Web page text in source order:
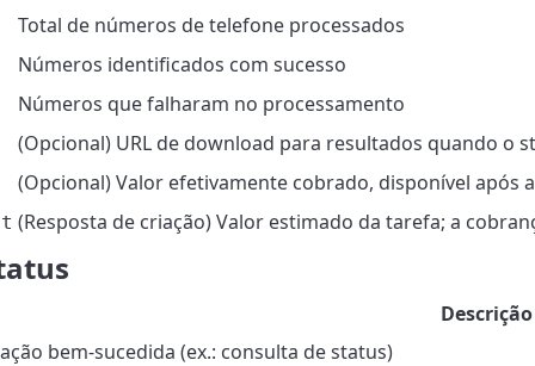
Total de números de telefone processados
Números identificados com sucesso
Números que falharam no processamento
(Opcional) URL de download para resultados quando o
(Opcional) Valor efetivamente cobrado, disponível após
(Resposta de criação) Valor estimado da tarefa; a
Descrição
bem-sucedida (ex.: consulta de status)